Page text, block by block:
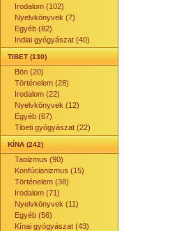
Irodalom (102)
Nyelvkönyvek (7)
Egyéb (82)
Indiai gyógyászat (40)
TIBET (130)
Bön (20)
Történelem (28)
Irodalom (22)
Nyelvkönyvek (12)
Egyéb (67)
Tibeti gyógyászat (22)
KÍNA (242)
Taoizmus (90)
Konfúcianizmus (15)
Történelem (38)
Irodalom (71)
Nyelvkönyvek (11)
Egyéb (56)
Kínai gyógyászat (43)